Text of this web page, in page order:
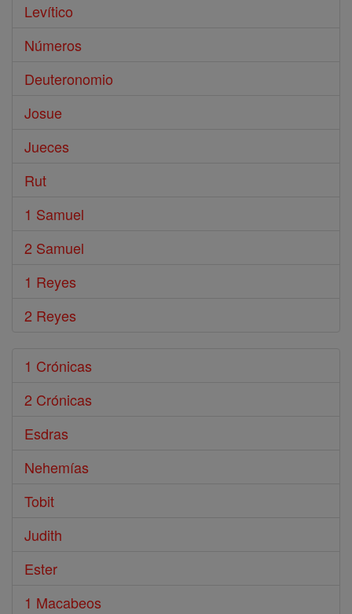
Levítico
Números
Deuteronomio
Josue
Jueces
Rut
1 Samuel
2 Samuel
1 Reyes
2 Reyes
1 Crónicas
2 Crónicas
Esdras
Nehemías
Tobit
Judith
Ester
1 Macabeos